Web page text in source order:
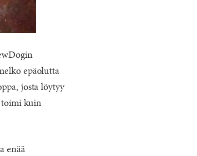
epäolutta
josta löytyy
toimi kuin
enää